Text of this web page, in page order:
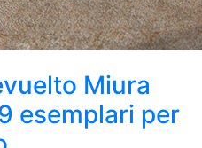
Miura
esemplari per